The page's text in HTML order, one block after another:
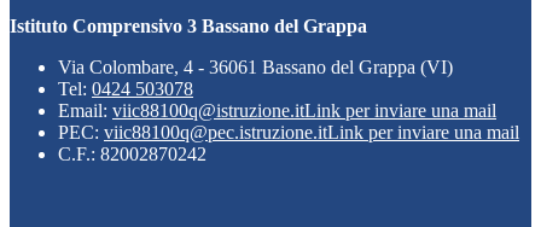
Istituto Comprensivo 3 Bassano del Grappa
Via Colombare, 4 - 36061 Bassano del Grappa (VI)
Tel: 0424 503078
Email: viic88100q@istruzione.itLink per inviare una mail
PEC: viic88100q@pec.istruzione.itLink per inviare una mail
C.F.: 82002870242